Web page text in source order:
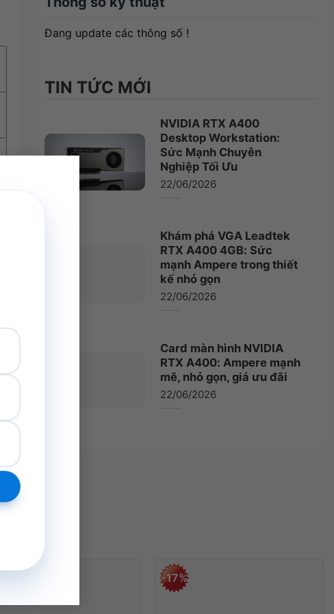
Đang update các thông số !
TIN TỨC MỚI
NVIDIA RTX A400
Desktop Workstation:
Sức Mạnh Chuyên
Nghiệp Tối Ưu
22/06/2026
Khám phá VGA Leadtek
RTX A400 4GB: Sức
mạnh Ampere trong thiết
kế nhỏ gọn
22/06/2026
Card màn hình NVIDIA
RTX A400: Ampere mạnh
mẽ, nhỏ gọn, giá ưu đãi
22/06/2026
-17%